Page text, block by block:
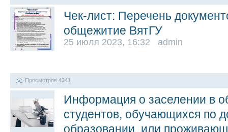
Чек-лист: Перечень
общежитие ВятГУ
25 июля 2023, 16:32 admin
Просмотров 4341
Информация о заселении в
студентов, обучающихся по
образовании, или